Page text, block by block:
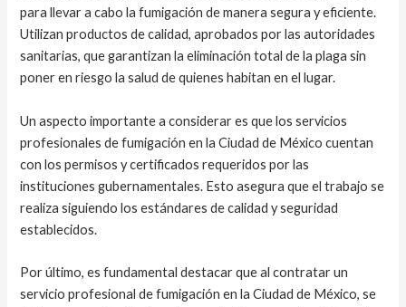
para llevar a cabo la fumigación de manera segura y eficiente.
Utilizan productos de calidad, aprobados por las autoridades
sanitarias, que garantizan la eliminación total de la plaga sin
poner en riesgo la salud de quienes habitan en el lugar.
Un aspecto importante a considerar es que los servicios
profesionales de fumigación en la Ciudad de México cuentan
con los permisos y certificados requeridos por las
instituciones gubernamentales. Esto asegura que el trabajo se
realiza siguiendo los estándares de calidad y seguridad
establecidos.
Por último, es fundamental destacar que al contratar un
servicio profesional de fumigación en la Ciudad de México, se